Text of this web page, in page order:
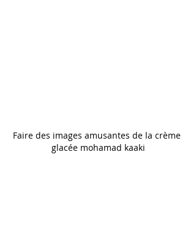
Faire des images amusantes de la crème
glacée mohamad kaaki